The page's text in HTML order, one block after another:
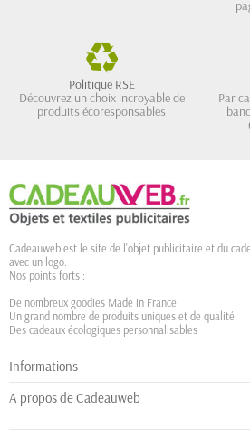
Politique RSE
Découvrez un choix incroyable de
produits écoresponsables
Par
Cadeauweb est le site de l'objet publicitaire et du
avec un logo.
Nos points forts :
De nombreux goodies Made in France
Un grand nombre de produits uniques et de qualité
Des cadeaux écologiques personnalisables
Informations
A propos de Cadeauweb